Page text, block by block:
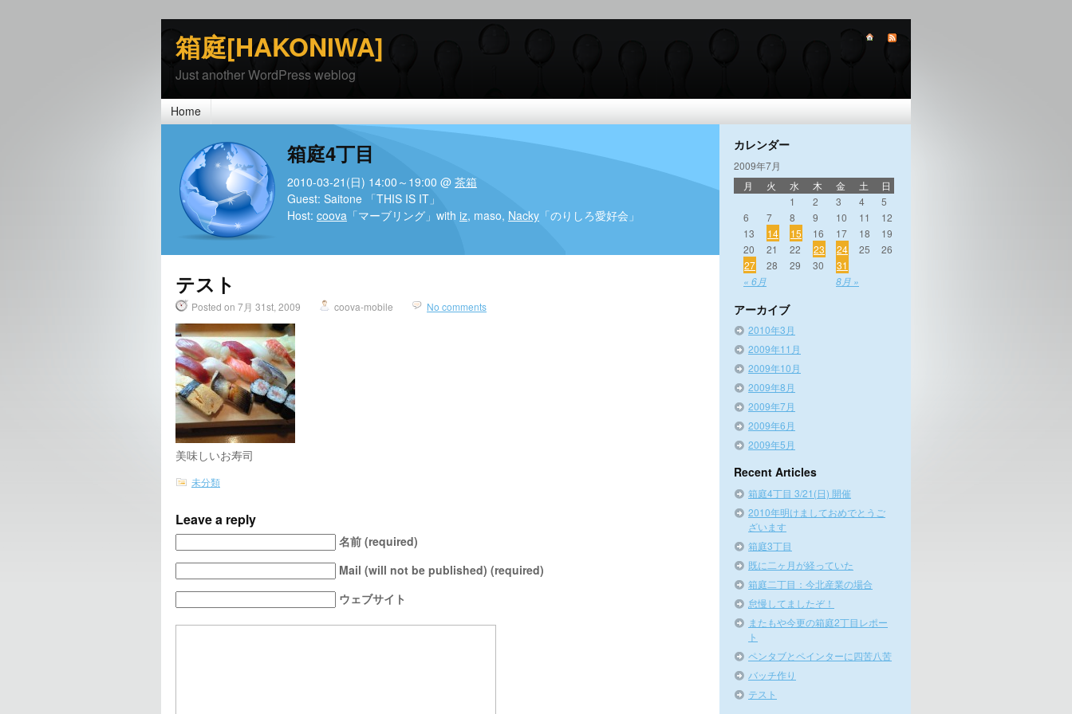
箱庭[HAKONIWA]
Just another WordPress weblog
Home
箱庭4丁目
2010-03-21(日) 14:00～19:00 @ 茶箱
Guest: Saitone 「THIS IS IT」
Host: coova 「マーブリング」with iz, maso, Nacky 「のりしろ愛好会」
テスト
Posted on 7月 31st, 2009 coova-mobile No comments
美味しいお寿司
未分類
Leave a reply
名前 (required)
Mail (will not be published) (required)
ウェブサイト
カレンダー
2009年7月
月
火 水 木 金 土 日
« 6月 8月 »
1 2 3 4
5
6
7 8 9 10 11
12
13
14 15 16 17 18
19
20
21 22 23 24 25
26
27
28 29 30 31
アーカイブ
2010年3月
2009年11月
2009年10月
2009年8月
2009年7月
2009年6月
2009年5月
Recent Articles
箱庭4丁目 3/21(日) 開催
2010年明けましておめでとうご
ざいます
箱庭3丁目
既に二ヶ月が経っていた
箱庭二丁目：今北産業の場合
怠慢してましたぞ！
またもや今更の箱庭2丁目レポー
ト
ペンタブとペインターに四苦八苦
バッチ作り
テスト